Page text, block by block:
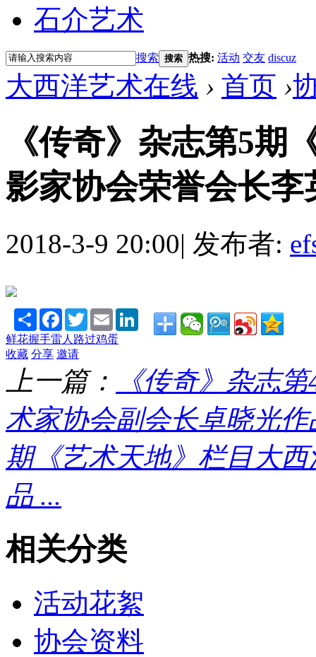
石介艺术
搜索 搜索 热搜: 活动 交友 discuz
大西洋艺术在线 › 首页 ›
《传奇》杂志第5期
影家协会荣誉会长李
2018-3-9 20:00| 发布者:
Share Facebook
TwitterEmail LinkedIn
鲜花握手雷人 路过鸡蛋
收藏 分享 邀请
上一篇：
《传奇》杂志
术家协会副会长卓晓光作
期《艺术天地》栏目大
品 ...
相关分类
活动花絮
协会资料